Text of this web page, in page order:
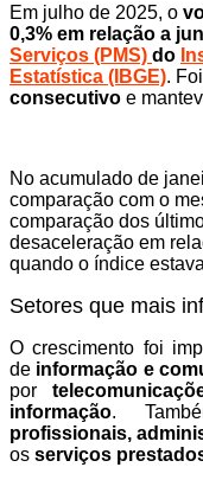
Em julho de 2025, o
0,3% em relação a
Serviços (PMS) do
Estatística (IBGE).
consecutivo e
No acumulado de
comparação com o
comparação dos
desaceleração em
quando o índice
Setores que mais
O crescimento foi
de informação e
por
informação.
profissionais,
os serviços